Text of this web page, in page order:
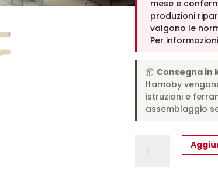
mese e
produzioni
valgono le
Per informazioni
📦 Consegna in
Itamoby
istruzioni e
assemblaggio
Composizione
parete